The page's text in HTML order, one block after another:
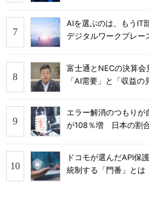
AIを選ぶのは、もう
デジタルワークプレー
富士通とNECの決算
「AI需要」と「収益の
エラー解消のつもりが
が108％増 日本の割
ドコモが選んだAPI保
統制する「門番」とは